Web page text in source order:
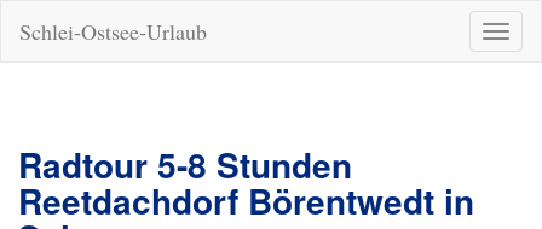
ein-/
Schlei-Ostsee-Urlaub
Radtour 5-8 Stunden
Reetdachdorf Börentwedt in